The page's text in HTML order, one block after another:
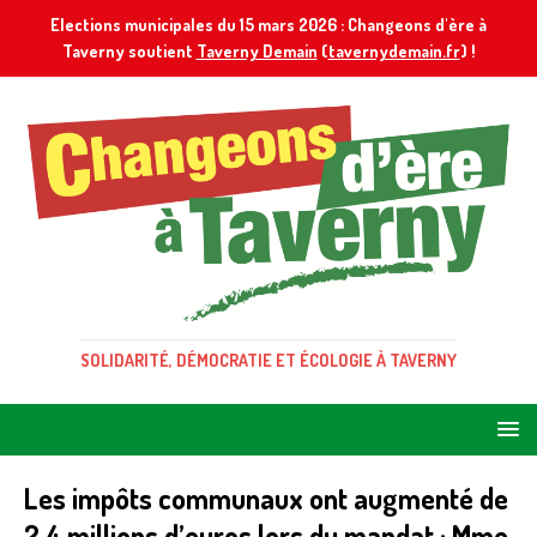
Elections municipales du 15 mars 2026 : Changeons d'ère à
Taverny soutient Taverny Demain (tavernydemain.fr) !
SOLIDARITÉ, DÉMOCRATIE ET ÉCOLOGIE À TAVERNY
Les impôts communaux ont augmenté de